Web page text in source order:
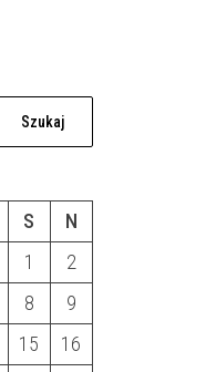
Szukaj
S
N
1
2
8
9
15
16